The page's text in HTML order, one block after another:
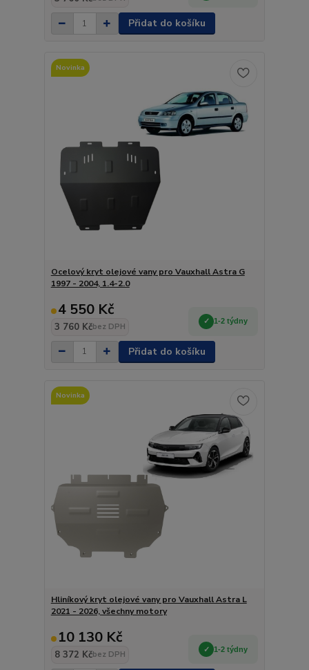
Přidat do košíku
Novinka
Ocelový kryt olejové vany pro Vauxhall Astra G
1997 - 2004, 1.4-2.0
4 550 Kč
3 760 Kčbez DPH
1-2 týdny
Přidat do košíku
Novinka
Hliníkový kryt olejové vany pro Vauxhall Astra L
2021 - 2026, všechny motory
10 130 Kč
8 372 Kčbez DPH
1-2 týdny